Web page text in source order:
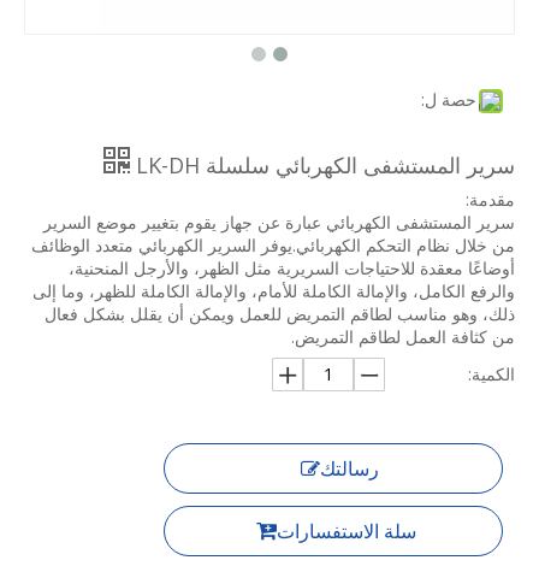
حصة ل:
سرير المستشفى الكهربائي سلسلة LK-DH
مقدمة:
سرير المستشفى الكهربائي عبارة عن جهاز يقوم بتغيير موضع السرير
من خلال نظام التحكم الكهربائي.يوفر السرير الكهربائي متعدد الوظائف
أوضاعًا معقدة للاحتياجات السريرية مثل الظهر، والأرجل المنحنية،
والرفع الكامل، والإمالة الكاملة للأمام، والإمالة الكاملة للظهر، وما إلى
ذلك، وهو مناسب لطاقم التمريض للعمل ويمكن أن يقلل بشكل فعال
من كثافة العمل لطاقم التمريض.
الكمية:
رسالتك
سلة الاستفسارات